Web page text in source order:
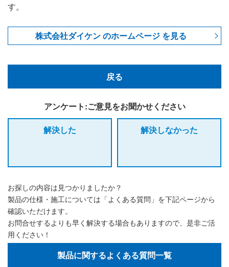
す。
株式会社ダイケン のホームページ を見る
戻る
アンケート:ご意見をお聞かせください
解決した
解決しなかった
お探しの内容は見つかりましたか？
製品の仕様・施工については「よくある質問」を下記ページから
確認いただけます。
お問合せするよりも早く解決する場合もありますので、是非ご活
用ください！
製品に関するよくある質問一覧